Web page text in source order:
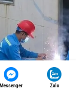
Messenger Zalo